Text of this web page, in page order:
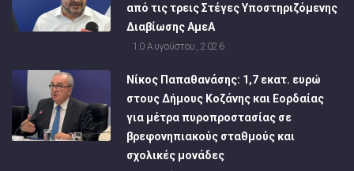
από τις τρεις Στέγες Υποστηριζόμενης
Διαβίωσης ΑμεΑ
10 Αυγούστου, 2026
Νίκος Παπαθανάσης: 1,7 εκατ. ευρώ
στους Δήμους Κοζάνης και Εορδαίας
για μέτρα πυροπροστασίας σε
βρεφονηπιακούς σταθμούς και
σχολικές μονάδες